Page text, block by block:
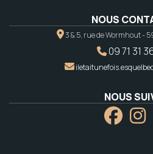
NOUS
3 & 5, rue de Wormhout -
09 71 31
NOUS